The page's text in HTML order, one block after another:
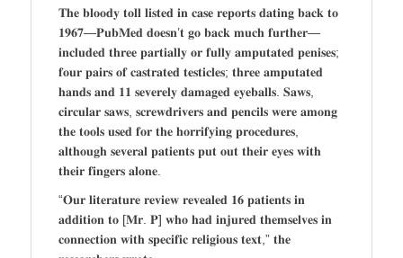
𝐓𝐡𝐞 𝐛𝐥𝐨𝐨𝐝𝐲 𝐭𝐨𝐥𝐥 𝐥𝐢𝐬𝐭𝐞𝐝 𝐢𝐧 𝐜𝐚𝐬𝐞 𝐫𝐞𝐩𝐨𝐫𝐭𝐬 𝐝𝐚𝐭𝐢𝐧𝐠 𝐛𝐚𝐜𝐤 𝐭𝐨
𝟏𝟗𝟔𝟕—𝐏𝐮𝐛𝐌𝐞𝐝 𝐝𝐨𝐞𝐬𝐧’𝐭 𝐠𝐨 𝐛𝐚𝐜𝐤 𝐦𝐮𝐜𝐡 𝐟𝐮𝐫𝐭𝐡𝐞𝐫—
𝐢𝐧𝐜𝐥𝐮𝐝𝐞𝐝 𝐭𝐡𝐫𝐞𝐞 𝐩𝐚𝐫𝐭𝐢𝐚𝐥𝐥𝐲 𝐨𝐫 𝐟𝐮𝐥𝐥𝐲 𝐚𝐦𝐩𝐮𝐭𝐚𝐭𝐞𝐝 𝐩𝐞𝐧𝐢𝐬𝐞𝐬;
𝐟𝐨𝐮𝐫 𝐩𝐚𝐢𝐫𝐬 𝐨𝐟 𝐜𝐚𝐬𝐭𝐫𝐚𝐭𝐞𝐝 𝐭𝐞𝐬𝐭𝐢𝐜𝐥𝐞𝐬; 𝐭𝐡𝐫𝐞𝐞 𝐚𝐦𝐩𝐮𝐭𝐚𝐭𝐞𝐝
𝐡𝐚𝐧𝐝𝐬 𝐚𝐧𝐝 𝟏𝟏 𝐬𝐞𝐯𝐞𝐫𝐞𝐥𝐲 𝐝𝐚𝐦𝐚𝐠𝐞𝐝 𝐞𝐲𝐞𝐛𝐚𝐥𝐥𝐬. 𝐒𝐚𝐰𝐬,
𝐜𝐢𝐫𝐜𝐮𝐥𝐚𝐫 𝐬𝐚𝐰𝐬, 𝐬𝐜𝐫𝐞𝐰𝐝𝐫𝐢𝐯𝐞𝐫𝐬 𝐚𝐧𝐝 𝐩𝐞𝐧𝐜𝐢𝐥𝐬 𝐰𝐞𝐫𝐞 𝐚𝐦𝐨𝐧𝐠
𝐭𝐡𝐞 𝐭𝐨𝐨𝐥𝐬 𝐮𝐬𝐞𝐝 𝐟𝐨𝐫 𝐭𝐡𝐞 𝐡𝐨𝐫𝐫𝐢𝐟𝐲𝐢𝐧𝐠 𝐩𝐫𝐨𝐜𝐞𝐝𝐮𝐫𝐞𝐬,
𝐚𝐥𝐭𝐡𝐨𝐮𝐠𝐡 𝐬𝐞𝐯𝐞𝐫𝐚𝐥 𝐩𝐚𝐭𝐢𝐞𝐧𝐭𝐬 𝐩𝐮𝐭 𝐨𝐮𝐭 𝐭𝐡𝐞𝐢𝐫 𝐞𝐲𝐞𝐬 𝐰𝐢𝐭𝐡
𝐭𝐡𝐞𝐢𝐫 𝐟𝐢𝐧𝐠𝐞𝐫𝐬 𝐚𝐥𝐨𝐧𝐞.
“𝐎𝐮𝐫 𝐥𝐢𝐭𝐞𝐫𝐚𝐭𝐮𝐫𝐞 𝐫𝐞𝐯𝐢𝐞𝐰 𝐫𝐞𝐯𝐞𝐚𝐥𝐞𝐝 𝟏𝟔 𝐩𝐚𝐭𝐢𝐞𝐧𝐭𝐬 𝐢𝐧
𝐚𝐝𝐝𝐢𝐭𝐢𝐨𝐧 𝐭𝐨 [𝐌𝐫. 𝐏] 𝐰𝐡𝐨 𝐡𝐚𝐝 𝐢𝐧𝐣𝐮𝐫𝐞𝐝 𝐭𝐡𝐞𝐦𝐬𝐞𝐥𝐯𝐞𝐬 𝐢𝐧
𝐜𝐨𝐧𝐧𝐞𝐜𝐭𝐢𝐨𝐧 𝐰𝐢𝐭𝐡 𝐬𝐩𝐞𝐜𝐢𝐟𝐢𝐜 𝐫𝐞𝐥𝐢𝐠𝐢𝐨𝐮𝐬 𝐭𝐞𝐱𝐭,” 𝐭𝐡𝐞